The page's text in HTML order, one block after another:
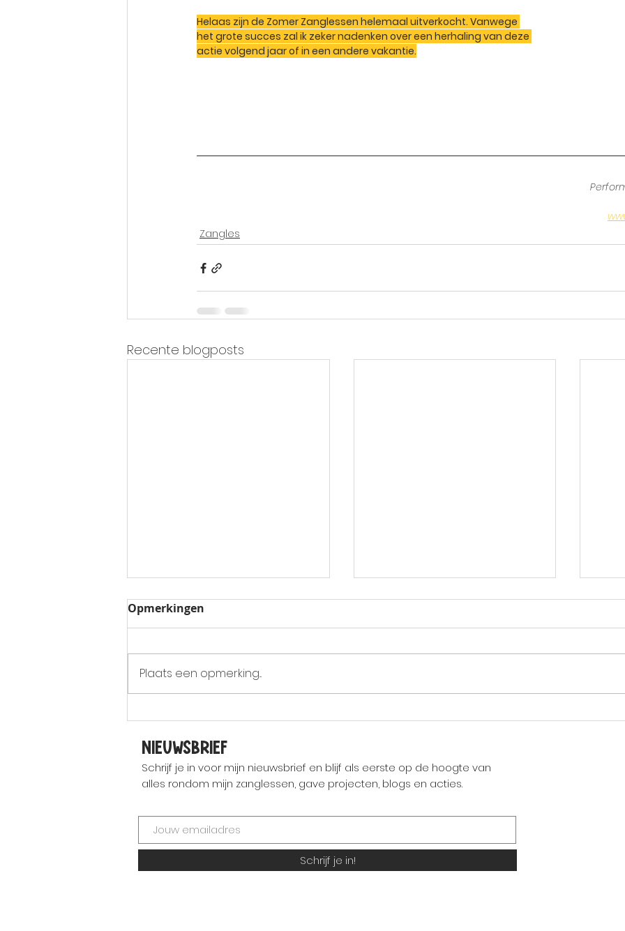
Helaas zijn de Zomer Zanglessen helemaal uitverkocht. Vanwege
het grote succes zal ik zeker nadenken over een herhaling van deze
actie volgend jaar of in een andere vakantie.
Zangles
Recente blogposts
Rowan’s Zomer Koor: jouw
deze zomer ☀️
Zingen en mindset: hoe je
beïnvloeden
Zo
Opmerkingen
Plaats een opmerking...
nieuwsbrief
Schrijf je in voor mijn nieuwsbrief en blijf als eerste op de hoogte van
alles rondom mijn zanglessen, gave projecten, blogs en acties.
Schrijf je in!